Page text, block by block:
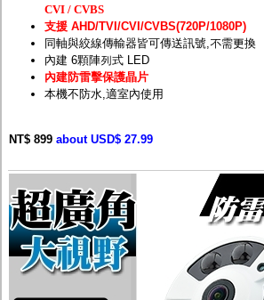
線頭.插座.延長線.HDMI線
集線盒.防水盒.配線盒
變壓器.避雷器
轉接頭
偽裝嚇阻假監視器. 警示防盜貼紙
行車紀錄器.車用插座配件
CVI / CVBS
支援 AHD/TVI/CVI/CVBS(720P/1080P)
同軸與絞線傳輸器皆可傳送訊號,不需更換
內建 6顆陣列式 LED
內建防雷擊保護晶片
本機不防水,適室內使用
NT$ 899 about USD$ 27.99